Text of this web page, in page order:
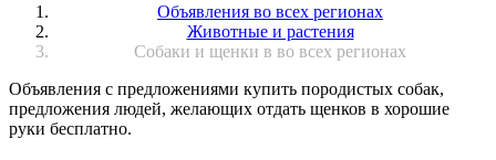
Объявления во всех регионах
Животные и растения
Собаки и щенки в во всех регионах
Объявления с предложениями купить породистых собак,
предложения людей, желающих отдать щенков в хорошие
руки бесплатно.